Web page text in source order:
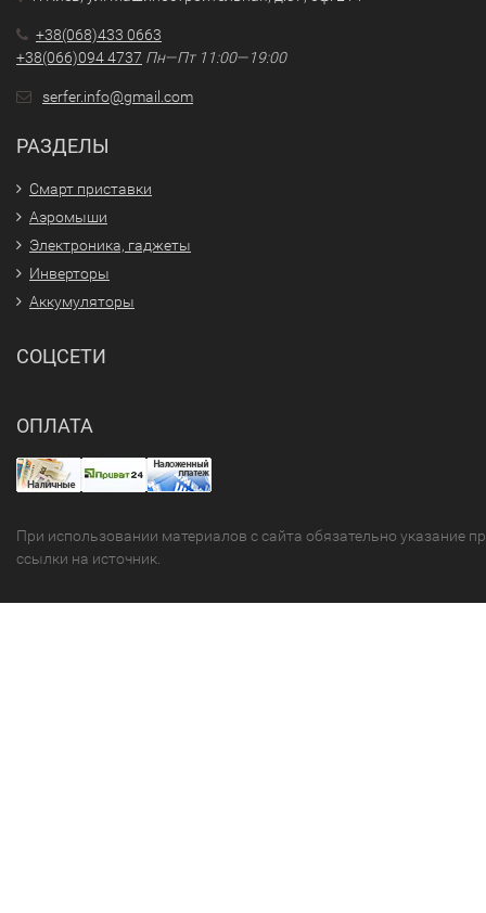
+38(068)433 0663
+38(066)094 4737 Пн—Пт 11:00—19:00
serfer.info@gmail.com
РАЗДЕЛЫ
Смарт приставки
Аэромыши
Электроника, гаджеты
Инверторы
Аккумуляторы
СОЦСЕТИ
ОПЛАТА
При использовании материалов с сайта обязательно указание
ссылки на источник.